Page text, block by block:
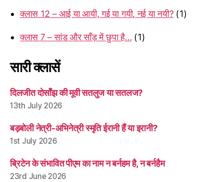
क्लास 12 – आई या आयी, गई या गयी, नई या नयी? (1)
क्लास 7 – सांड और साँड़ में छुपा है… (1)
सारी क्लासें
दिलजीत दोसाँझ की मूवी सतलुज या सतलज?
13th July 2026
बड़बोली नेत्री-अभिनेत्री स्मृति ईरानी हैं या इरानी?
1st July 2026
ब्रिटेन के संभावित पीएम का नाम न बर्नहम है, न बर्नहैम
23rd June 2026